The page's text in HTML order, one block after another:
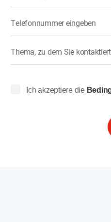
Telefonnummer eingeben
Thema, zu dem Sie
Ich akzeptiere die